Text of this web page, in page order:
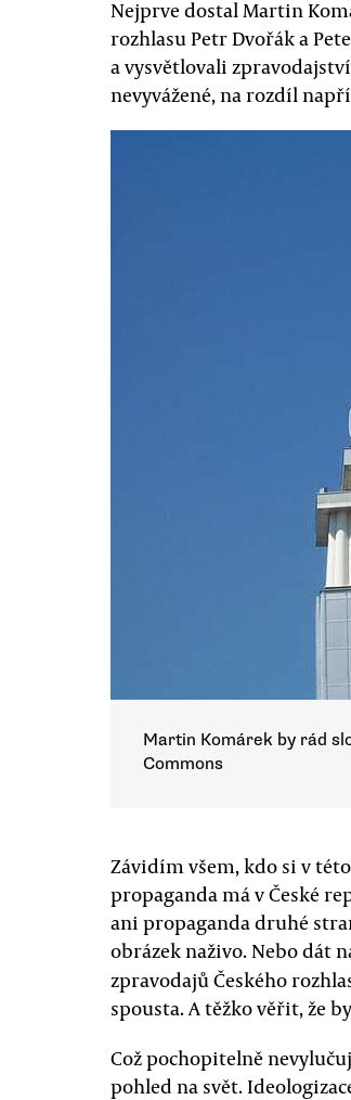
Nejprve dostal Martin
rozhlasu Petr Dvořák a
a vysvětlovali
nevyvážené, na rozdíl
Martin Komárek by rád
Commons
Závidím všem, kdo si v
propaganda má v České
ani propaganda druhé
obrázek naživo. Nebo dát
zpravodajů Českého
spousta. A těžko věřit, že
Což pochopitelně
pohled na svět.